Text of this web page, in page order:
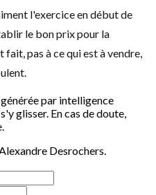
l'exercice en début de
le bon prix pour la
pas à ce qui est à vendre,
par intelligence
glisser. En cas de doute,
Desrochers.